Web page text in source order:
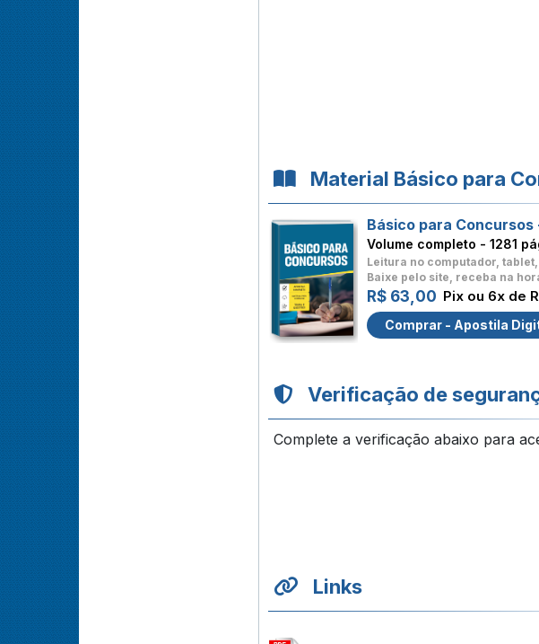
Material Básico para
Básico para
Volume completo - 1281
Leitura no computador,
Baixe pelo site, receba na
R$ 63,00 Pix ou 6x de
Comprar - Apostila
Verificação de
Complete a verificação abaixo para
Links